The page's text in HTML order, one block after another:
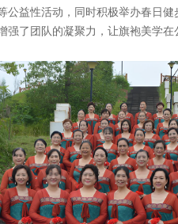
公益性活动，同时积极举办春日
强了团队的凝聚力，让旗袍美学